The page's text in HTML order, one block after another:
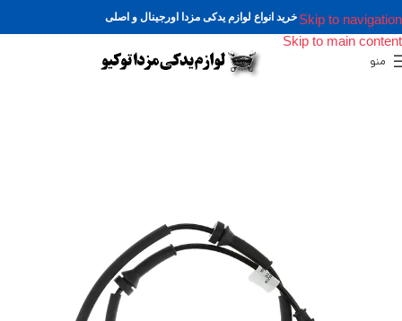
Skip to navigation
Skip to main content
خرید انواع لوازم یدکی مزدا اورجینال و اصلی
منو